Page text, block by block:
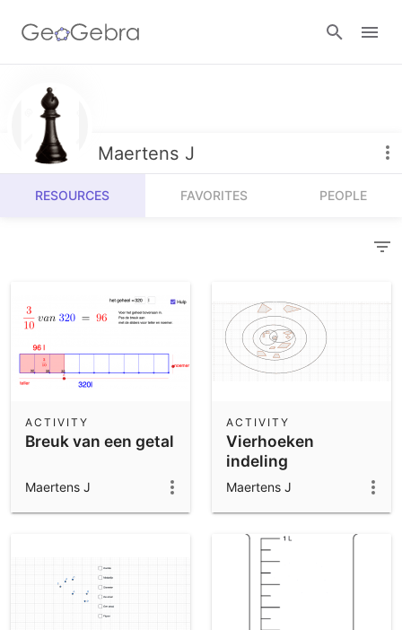
Resources
Number Sense
Algebra
Measurement
Community Resources
Calculators
Geometry
3D Calculator
App Downloads
Maertens J
RESOURCES FAVORITES PEOPLE
Breuk van een getal
ACTIVITY
Maertens J
Vierhoeken
indeling
ACTIVITY
Maertens J